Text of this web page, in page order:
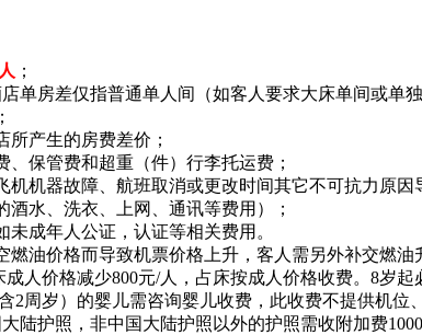
；
单房差仅指普通单人间（如客人要求大床单间或单
所产生的房费差价；
、保管费和超重（件）行李托运费；
机机器故障、航班取消或更改时间其它不可抗力原因
酒水、洗衣、上网、通讯等费用）；
成年人公证，认证等相关费用。
燃油价格而导致机票价格上升，客人需另外补交燃油
人价格减少800元/人，占床按成人价格收费。8岁
2周岁）的婴儿需咨询婴儿收费，此收费不提供机位
陆护照，非中国大陆护照以外的护照需收附加费1000